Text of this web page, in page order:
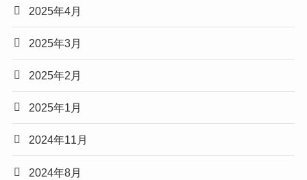
2025年4月
2025年3月
2025年2月
2025年1月
2024年11月
2024年8月